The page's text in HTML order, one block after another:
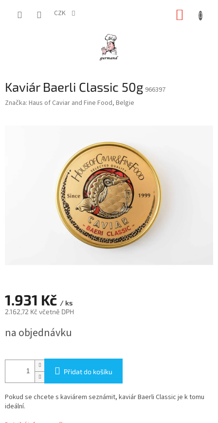
CZK
Kaviár Baerli Classic 50g 966397
Značka: Haus of Caviar and Fine Food, Belgie
1.931 Kč / ks
2.162,72 Kč včetně DPH
cena:
na objednávku
Přidat do košíku
Pokud se chcete s kaviárem seznámit, kaviár Baerli Classic je k tomu
ideální.